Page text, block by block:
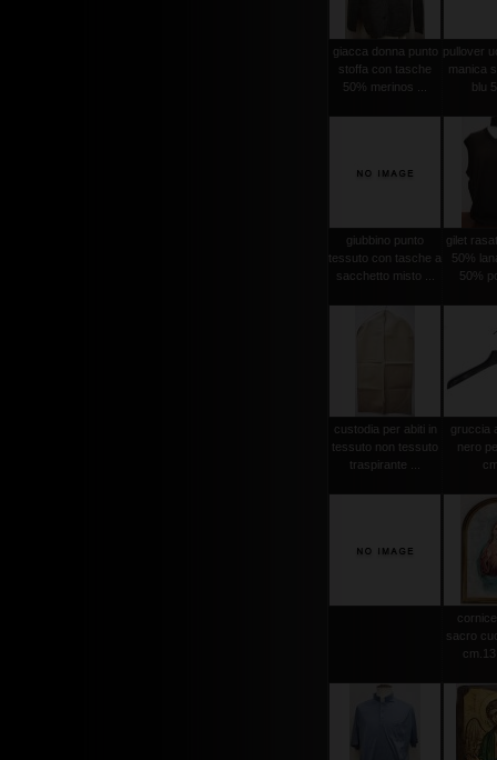
giacca donna punto
stoffa con tasche
50% merinos ...
pullover
manica
blu
giubbino punto
tessuto con tasche a
sacchetto misto ...
gilet
50%
50%
custodia per abiti in
tessuto non tessuto
traspirante ...
gruccia
nero
sacro